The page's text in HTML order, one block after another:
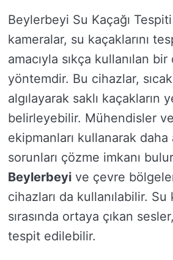
Beylerbeyi Su Kaçağı
kameralar, su kaçaklarını
amacıyla sıkça kullanılan
yöntemdir. Bu cihazlar,
algılayarak saklı kaçakların
belirleyebilir. Mühendisler
ekipmanları kullanarak
sorunları çözme imkanı
Beylerbeyi ve çevre
cihazları da kullanılabilir. Su
sırasında ortaya çıkan
tespit edilebilir.